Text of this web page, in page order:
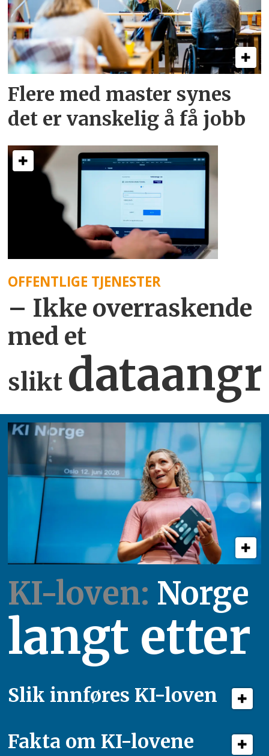
Flere med master synes
det er vanskelig å få jobb
OFFENTLIGE TJENESTER
– Ikke overraskende
med et
slikt
KI-loven: Norge
langt etter
Slik innføres KI-loven
Fakta om KI-lovene